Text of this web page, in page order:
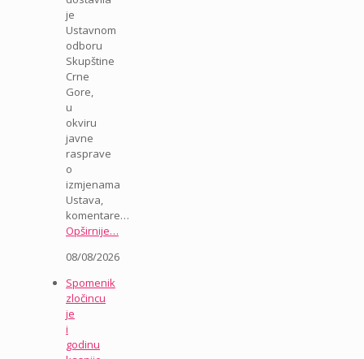
je
Ustavnom
odboru
Skupštine
Crne
Gore,
u
okviru
javne
rasprave
o
izmjenama
Ustava,
komentare…
Opširnije…
08/08/2026
Spomenik
zločincu
je
i
godinu